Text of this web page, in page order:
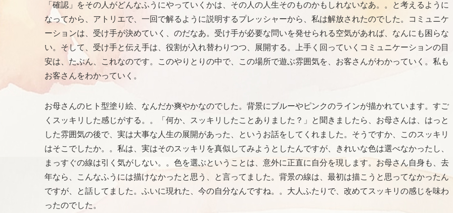
「確認」をその人がどんなふうにやっていくかは、その人の人生そのものかもしれないなあ。。と考えるように
なってから、アトリエで、一回で解るように説明するプレッシャーから、私は解放されたのでした。コミュニケ
ーションは、受け手が決めていく、のだなあ。受け手が必要な問いを発せられる空気があれば、なんにも困らな
い。そして、受け手と伝え手は、役割が入れ替わりつつ、展開する。上手く回っていくコミュニケーションの目
安は、たぶん、これなのです。このやりとりの中で、この場所で遊ぶ雰囲気を、お客さんがわかっていく。私も
お客さんをわかっていく。
お母さんのヒト型塗り絵、なんだか爽やかなのでした。背景にブルーやピンクのラインが描かれています。すご
くスッキリした感じがする。。「何か、スッキリしたことありました？」と聞きましたら、お母さんは、はっと
した雰囲気の後で、実は大事な人生の展開があった、というお話をしてくれました。そうですか、このスッキリ
はそこでしたか。。私は、実はそのスッキリを真似してみようとしたんですが、きれいな色は選べなかったし、
まっすぐの線は引く気がしない。。色を選ぶということは、意外に正直に自分を現します。お母さん自身も、去
年なら、こんなふうには描けなかったと思う、と言ってました。背景の線は、最初は描こうと思ってなかったん
ですが、と話してました。ふいに現れた、今の自分なんですね。。大人ふたりで、改めてスッキリの感じを味わ
ったのでした。